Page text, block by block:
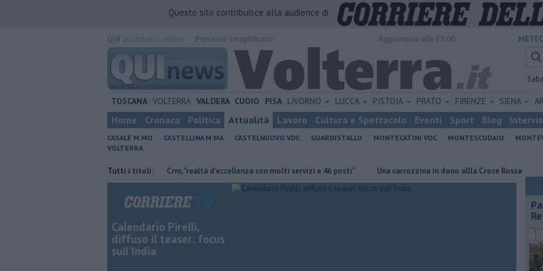
Questo sito contribuisce alla audience di
TOSCANA VOLTERRA VALDERA CUOIO PISA LIVORNO LUCCA PISTOIA PRATO FIRENZE SIENA
Home Cronaca Politica Attualità Lavoro Cultura e Spettacolo Eventi Sport Blog
CASALE M.MO CASTELLINA M.MA CASTELNUOVO VDC GUARDISTALLO MONTECATINI VDC MONTESCUDAIO
VOLTERRA
Tutti i titoli:
non c'è più tempo" Crm, "realtà d'eccellenza con molti servizi e 46 posti" Una carrozzina in dono allla Croce Rossa Al
Calendario Pirelli,
diffuso il teaser: focus
sull'India